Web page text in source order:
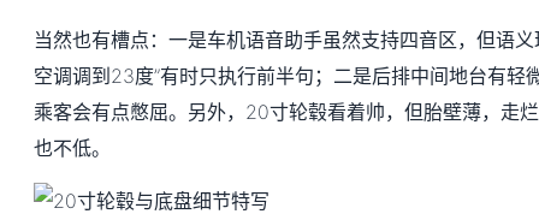
当然也有槽点：一是车机语音助手虽然支持四音区，但语
空调调到23度”有时只执行前半句；二是后排中间地台有轻
乘客会有点憋屈。另外，20寸轮毂看着帅，但胎壁薄，走
也不低。